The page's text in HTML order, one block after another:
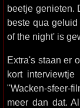
beetje genieten.
beste qua
of the night' is
Extra's staan er
kort
"Wacken-sfeer-
meer dan dat.